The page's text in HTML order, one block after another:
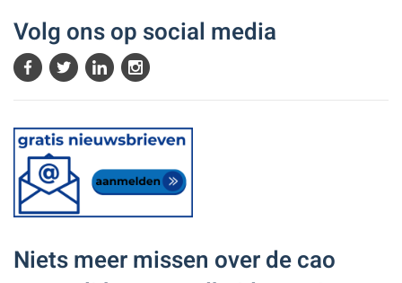
Volg ons op social media
Niets meer missen over de cao